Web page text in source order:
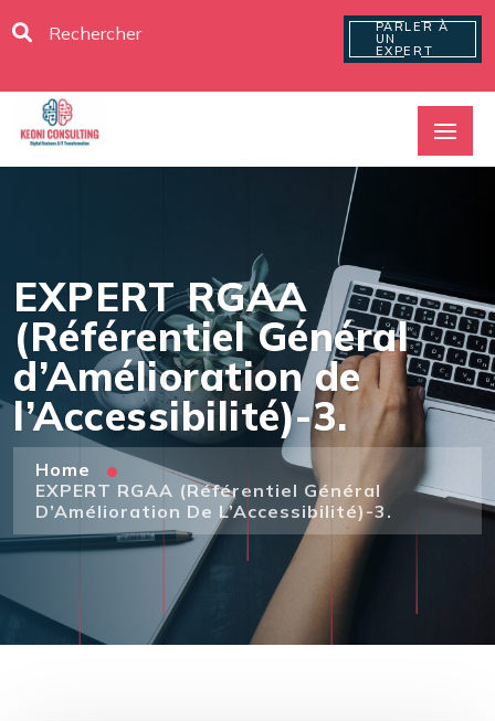
PARLER À
UN
EXPERT
EXPERT RGAA
(Référentiel Général
d’Amélioration de
l’Accessibilité)-3.
Home
EXPERT RGAA (Référentiel Général
D’Amélioration De L’Accessibilité)-3.